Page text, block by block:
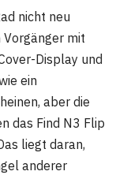
nicht neu
mit
Display und
ein
aber die
das Find N3 Flip
liegt daran,
anderer